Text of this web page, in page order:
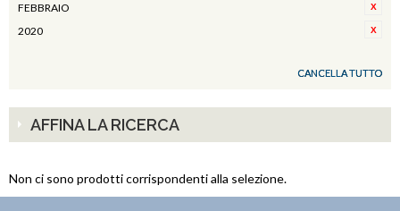
FEBBRAIO
2020
CANCELLA TUTTO
AFFINA LA RICERCA
Non ci sono prodotti corrispondenti alla selezione.